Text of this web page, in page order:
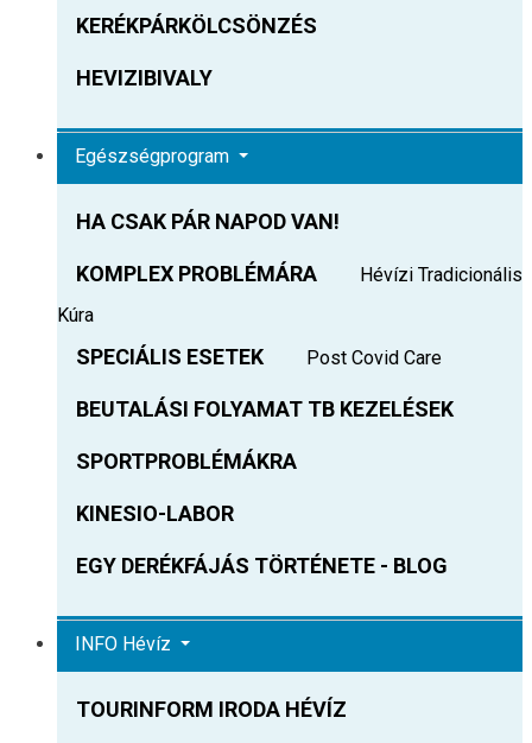
KERÉKPÁRKÖLCSÖNZÉS
HEVIZIBIVALY
Egészségprogram
HA CSAK PÁR NAPOD VAN!
KOMPLEX PROBLÉMÁRA
Hévízi Tradicionális
Kúra
SPECIÁLIS ESETEK Post Covid Care
BEUTALÁSI FOLYAMAT TB KEZELÉSEK
SPORTPROBLÉMÁKRA
KINESIO-LABOR
EGY DERÉKFÁJÁS TÖRTÉNETE - BLOG
INFO Hévíz
TOURINFORM IRODA HÉVÍZ